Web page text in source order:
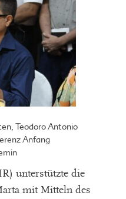
Teodoro Antonio
Anfang
unterstützte die
mit Mitteln des